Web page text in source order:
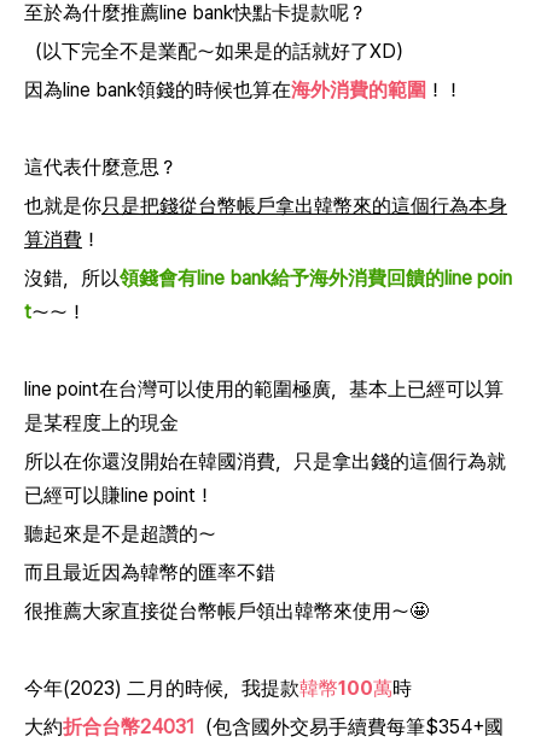
至於為什麼推薦line bank快點卡提款呢？
（以下完全不是業配～如果是的話就好了XD）
因為line bank領錢的時候也算在海外消費的範圍 ！！
這代表什麼意思？
也就是你只是把錢從台幣帳戶拿出韓幣來的這個行為本身
算消費 ！
沒錯，所以領錢會有line bank給予海外消費回饋的line poin
t～～！
line point在台灣可以使用的範圍極廣，基本上已經可以算
是某程度上的現金
所以在你還沒開始在韓國消費，只是拿出錢的這個行為就
已經可以賺line point！
聽起來是不是超讚的～
而且最近因為韓幣的匯率不錯
很推薦大家直接從台幣帳戶領出韓幣來使用～🤩
今年(2023) 二月的時候，我提款韓幣100萬時
大約折合台幣24031 （包含國外交易手續費每筆$354+國